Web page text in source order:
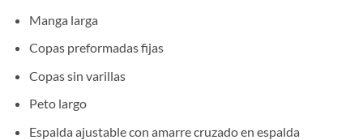
Manga larga
Copas preformadas fijas
Copas sin varillas
Peto largo
Espalda ajustable con amarre cruzado en espalda